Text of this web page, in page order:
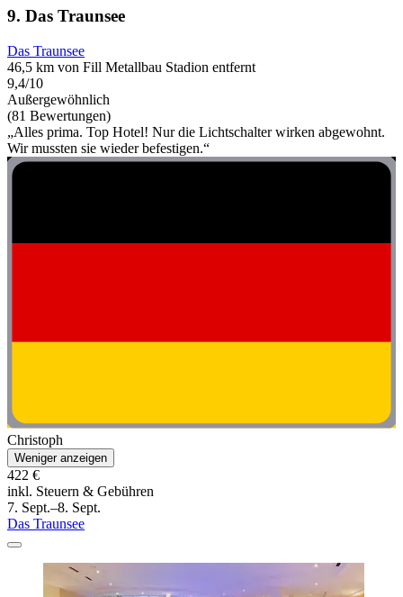
9. Das Traunsee
Das Traunsee
46,5 km von Fill Metallbau Stadion entfernt
9,4/10
Außergewöhnlich
(81 Bewertungen)
„Alles prima. Top Hotel! Nur die Lichtschalter wirken abgewohnt.
Wir mussten sie wieder befestigen.“
Christoph
Weniger anzeigen
422 €
inkl. Steuern & Gebühren
7. Sept.–8. Sept.
Das Traunsee